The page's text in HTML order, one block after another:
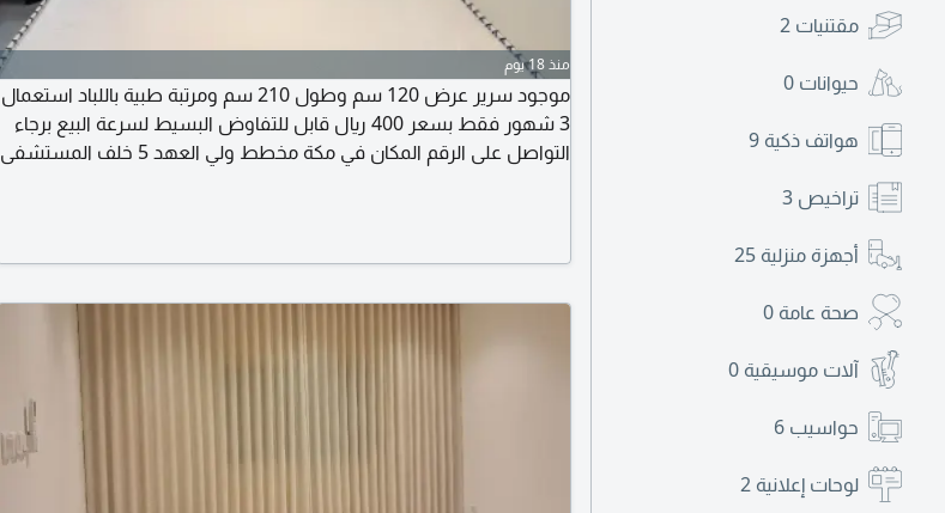
مقتنيات 2
حيوانات 0
هواتف ذكية 9
تراخيص 3
أجهزة منزلية 25
صحة عامة 0
آلات موسيقية 0
حواسيب 6
لوحات إعلانية 2
منذ 18 يوم
موجود سرير عرض 120 سم وطول 210 سم ومرتبة طبية باللباد استعمال
3 شهور فقط بسعر 400 ريال قابل للتفاوض البسيط لسرعة البيع برجاء
التواصل على الرقم المكان في مكة مخطط ولي العهد 5 خلف المستشفى